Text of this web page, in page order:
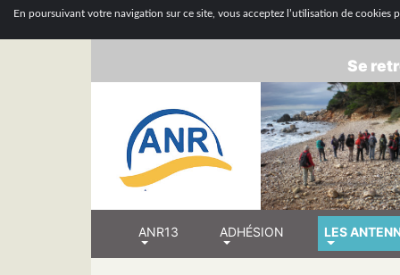
En poursuivant votre navigation sur ce site, vous acceptez l’utilisation de cookies
ASSOCIATION
Se
ANR13 ADHÉSION LES